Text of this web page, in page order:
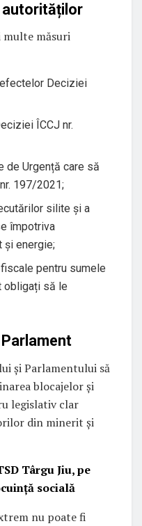
măsuri
Deciziei
ÎCCJ nr.
de Urgență care să
197/2021;
silite și a
împotriva
și energie;
pentru sumele
obligați să le
și Parlamentului să
blocajelor și
legislativ clar
din minerit și
Târgu Jiu, pe
socială
nu poate fi